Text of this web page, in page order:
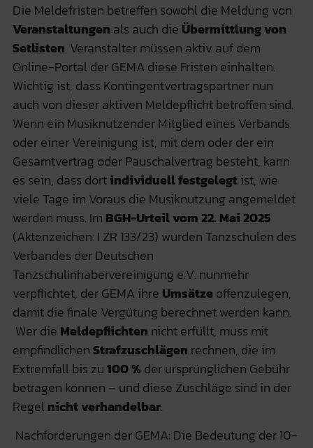
Die Meldefristen betreffen sowohl die Meldung von
Veranstaltungen als auch die Übermittlung von
Setlisten. Veranstalter müssen aktiv auf dem
Online-Portal der GEMA diese Fristen einhalten.
Wichtig ist, dass Kontingentvertragspartner nun
auch von dieser aktiven Meldepflicht betroffen sind.
Wenn ein Musiknutzender Mitglied eines Verbands
oder einer Vereinigung ist, mit dem oder der ein
Gesamtvertrag oder Pauschalvertrag besteht, kann
es sein, dass dortindividuell festgelegtist, wie
viele Tage im Voraus die Musiknutzung angemeldet
werden muss. Im BGH-Urteil vom 22. Mai 2025
(Aktenzeichen: I ZR 133/23) wurden Tanzschulen des
Verbandes der Deutschen
Tanzschulinhabervereinigung e.V. nunmehr
verpflichtet, der GEMA ihre Umsätzeoffenzulegen,
damit die finale Vergütung berechnet werden kann.
Wer die Meldepflichten nicht erfüllt, muss mit
empfindlichenStrafzuschlägen rechnen, die im
Extremfall bis zu100 %der ursprünglichen Gebühr
betragen können – und diese Zuschläge sind in der
Regel nicht verhandelbar.
Nachforderungen der GEMA: Die Bedeutung der 10-